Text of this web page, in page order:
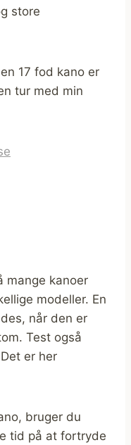
store
17 fod kano er
tur med min
mange kanoer
modeller. En
når den er
Test også
er her
bruger du
tid på at fortryde